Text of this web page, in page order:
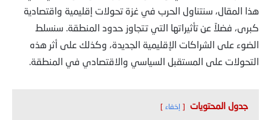
هذا المقال، سنتناول الحرب في غزة تحولات إقليمية واقتصادية
كبرى، فضلاً عن تأثيراتها التي تتجاوز حدود المنطقة. سنسلط
الضوء على الشراكات الإقليمية الجديدة، وكذلك على أثر هذه
التحولات على المستقبل السياسي والاقتصادي في المنطقة.
جدول المحتويات إخفاء